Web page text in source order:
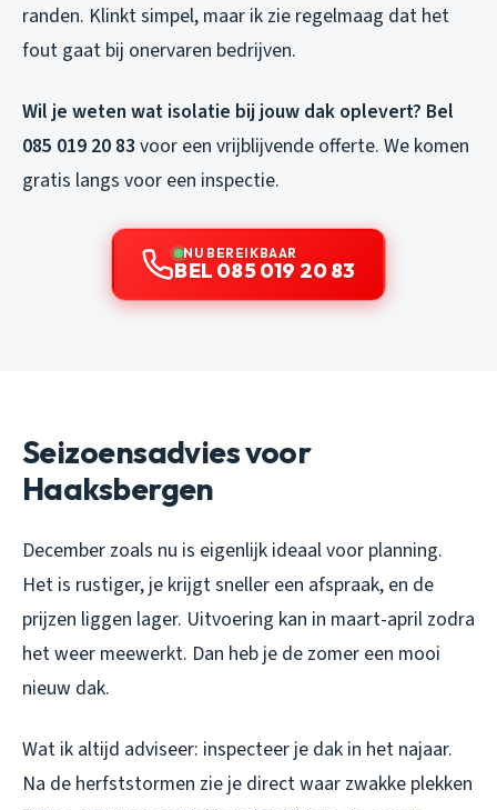
randen. Klinkt simpel, maar ik zie regelmaag dat het
fout gaat bij onervaren bedrijven.
Wil je weten wat isolatie bij jouw dak oplevert? Bel
085 019 20 83 voor een vrijblijvende offerte. We komen
gratis langs voor een inspectie.
NU BEREIKBAAR
BEL 085 019 20 83
Seizoensadvies voor
Haaksbergen
December zoals nu is eigenlijk ideaal voor planning.
Het is rustiger, je krijgt sneller een afspraak, en de
prijzen liggen lager. Uitvoering kan in maart-april zodra
het weer meewerkt. Dan heb je de zomer een mooi
nieuw dak.
Wat ik altijd adviseer: inspecteer je dak in het najaar.
Na de herfststormen zie je direct waar zwakke plekken